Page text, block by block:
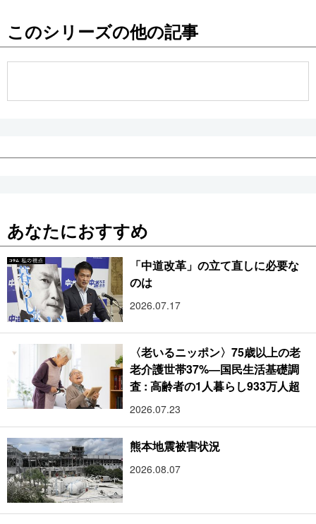
お知らせ
このシリーズの他の記事
あなたにおすすめ
「中道改革」の立て直しに必要な
のは
2026.07.17
〈老いるニッポン〉75歳以上の老
老介護世帯37%―国民生活基礎調
査 : 高齢者の1人暮らし933万人超
2026.07.23
熊本地震被害状況
2026.08.07